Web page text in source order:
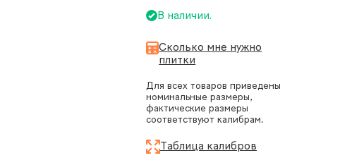
В наличии.
Сколько мне нужно
плитки
Для всех товаров приведены
номинальные размеры,
фактические размеры
соответствуют калибрам.
Таблица калибров